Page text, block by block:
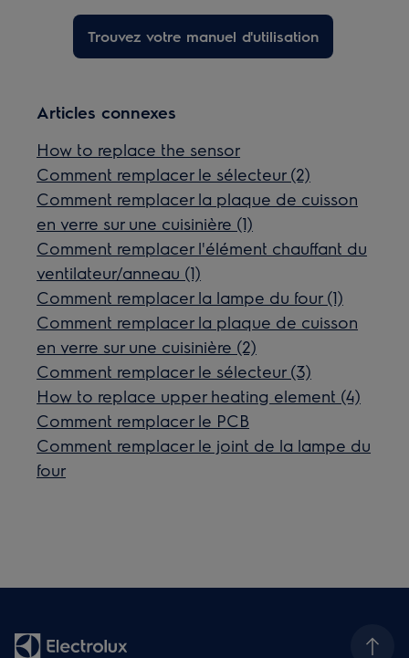
Trouvez votre manuel d'utilisation
Articles connexes
How to replace the sensor
Comment remplacer le sélecteur (2)
Comment remplacer la plaque de cuisson
en verre sur une cuisinière (1)
Comment remplacer l'élément chauffant du
ventilateur/anneau (1)
Comment remplacer la lampe du four (1)
Comment remplacer la plaque de cuisson
en verre sur une cuisinière (2)
Comment remplacer le sélecteur (3)
How to replace upper heating element (4)
Comment remplacer le PCB
Comment remplacer le joint de la lampe du
four